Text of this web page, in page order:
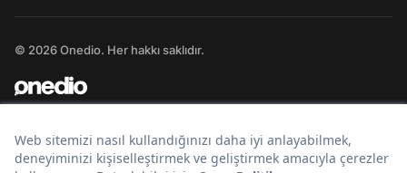
© 2026 Onedio. Her hakkı saklıdır.
Bir markasıdır.